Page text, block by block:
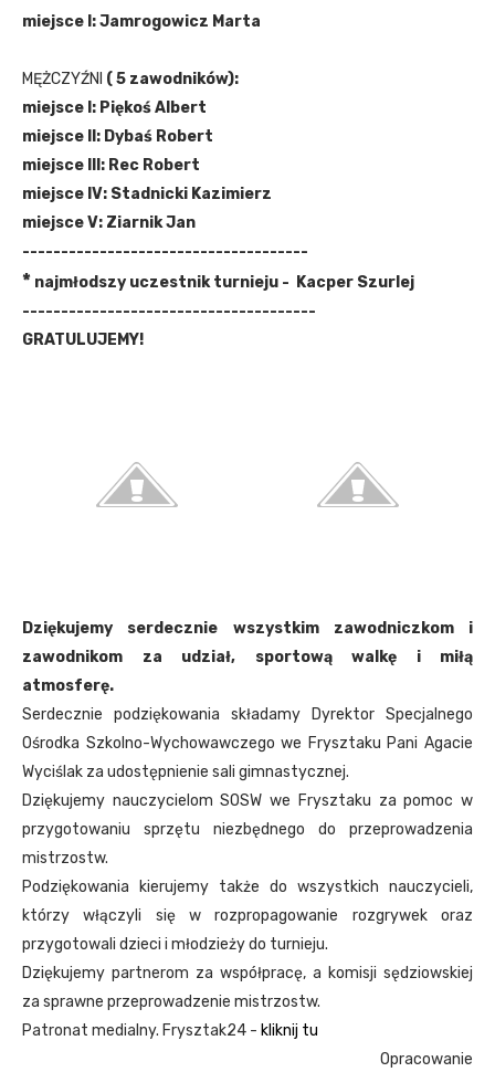
miejsce I: Jamrogowicz Marta
MĘŻCZYŹNI ( 5 zawodników):
miejsce I: Piękoś Albert
miejsce II: Dybaś Robert
miejsce
III: Rec Robert
miejsce IV: Stadnicki Kazimierz
miejsce V: Ziarnik Jan
-------------------------------------
* najmłodszy uczestnik turnieju - Kacper Szurlej
--------------------------------------
GRATULUJEMY!
Dziękujemy serdecznie wszystkim zawodniczkom i
zawodnikom za udział, sportową walkę i miłą
atmosferę.
Serdecznie podziękowania składamy Dyrektor Specjalnego
Ośrodka Szkolno-Wychowawczego we Frysztaku Pani Agacie
Wyciślak za udostępnienie sali gimnastycznej.
Dziękujemy nauczycielom SOSW we Frysztaku za pomoc w
przygotowaniu sprzętu niezbędnego do przeprowadzenia
mistrzostw.
Podziękowania kierujemy także do wszystkich nauczycieli,
którzy włączyli się w rozpropagowanie rozgrywek oraz
przygotowali dzieci i młodzieży do turnieju.
Dziękujemy partnerom za współpracę, a komisji sędziowskiej
za sprawne przeprowadzenie mistrzostw.
Patronat medialny. Frysztak24 - kliknij tu
Opracowanie